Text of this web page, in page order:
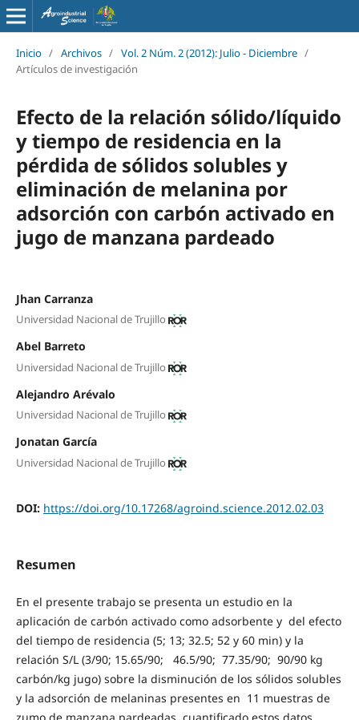
Inicio / Archivos / Vol. 2 Núm. 2 (2012): Julio - Diciembre /
Artículos de investigación
Efecto de la relación sólido/líquido
y tiempo de residencia en la
pérdida de sólidos solubles y
eliminación de melanina por
adsorción con carbón activado en
jugo de manzana pardeado
Jhan Carranza
Universidad Nacional de Trujillo
Abel Barreto
Universidad Nacional de Trujillo
Alejandro Arévalo
Universidad Nacional de Trujillo
Jonatan García
Universidad Nacional de Trujillo
DOI: https://doi.org/10.17268/agroind.science.2012.02.03
Resumen
En el presente trabajo se presenta un estudio en la
aplicación de carbón activado como adsorbente y del efecto
del tiempo de residencia (5; 13; 32.5; 52 y 60 min) y la
relación S/L (3/90; 15.65/90; 46.5/90; 77.35/90; 90/90 kg
carbón/kg jugo) sobre la disminución de los sólidos solubles
y la adsorción de melaninas presentes en 11 muestras de